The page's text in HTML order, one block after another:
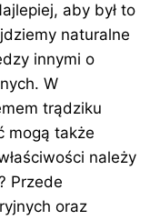
aby był to
naturalne
innymi o
W
trądziku
mogą także
należy
Przede
oraz